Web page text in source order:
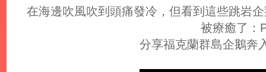
在海邊吹風吹到頭痛發冷，但看到這些跳岩
被療癒了：
分享福克蘭群島企鵝奔